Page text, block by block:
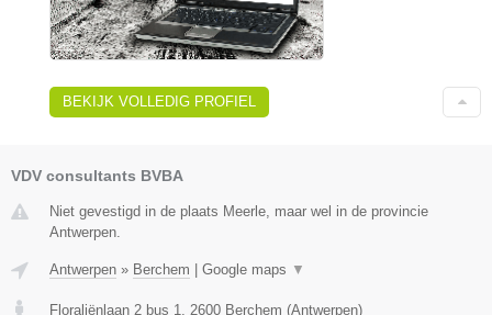
BEKIJK VOLLEDIG PROFIEL
VDV consultants BVBA
Niet gevestigd in de plaats Meerle, maar wel in de provincie
Antwerpen.
Antwerpen » Berchem | Google maps ▼
Floraliënlaan 2 bus 1 2600 Berchem (Antwerpen)